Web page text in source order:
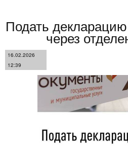
Подать
через
16.02.2026
12:39